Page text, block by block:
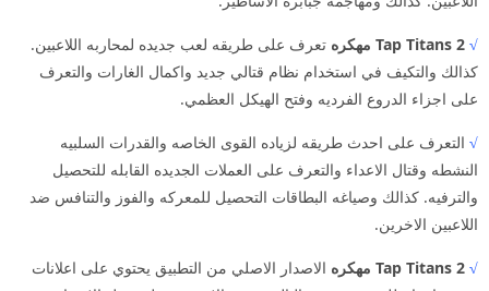
√ Tap Titans 2 مهكره
تعرف على طريقه لعب جديده لمحاربه اللاعبين.
كذالك والتكيف في استخدام نظام قتالي جديد واكمال الغارات والتعرف
على اجزاء الدروع الفرديه وفتح الهيكل العظمي.
√ التعرف على احدث طريقه لزياده القوى الخاصه والقدرات السلبيه
النشطه وقتال الاعداء والتعرف على العملات الجديده القابله للتحصيل
والترفيه. كذالك وصياغه البطاقات التحصيل للمعركه والفوز والتنافس ضد
اللاعبين الاخرين.
√ Tap Titans 2 مهكره
الاصدار الاصلي من التطبيق يحتوي على اعلانات